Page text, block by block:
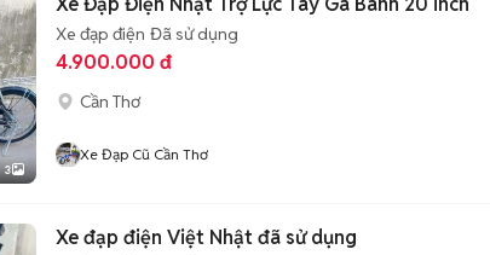
3
Xe đạp điện Đã sử dụng
4.900.000 đ
Cần Thơ
Xe Đạp Cũ Cần Thơ
Xe đạp điện Việt Nhật đã sử dụng